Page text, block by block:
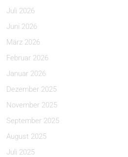
Juli 2026
Juni 2026
März 2026
Februar 2026
Januar 2026
Dezember 2025
November 2025
September 2025
August 2025
Juli 2025